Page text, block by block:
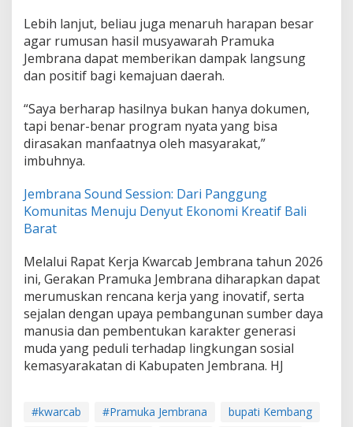
Lebih lanjut, beliau juga menaruh harapan besar
agar rumusan hasil musyawarah Pramuka
Jembrana dapat memberikan dampak langsung
dan positif bagi kemajuan daerah.
“Saya berharap hasilnya bukan hanya dokumen,
tapi benar-benar program nyata yang bisa
dirasakan manfaatnya oleh masyarakat,”
imbuhnya.
Jembrana Sound Session: Dari Panggung
Komunitas Menuju Denyut Ekonomi Kreatif Bali
Barat
Melalui Rapat Kerja Kwarcab Jembrana tahun 2026
ini, Gerakan Pramuka Jembrana diharapkan dapat
merumuskan rencana kerja yang inovatif, serta
sejalan dengan upaya pembangunan sumber daya
manusia dan pembentukan karakter generasi
muda yang peduli terhadap lingkungan sosial
kemasyarakatan di Kabupaten Jembrana. HJ
#kwarcab #Pramuka Jembrana
bupati Kembang